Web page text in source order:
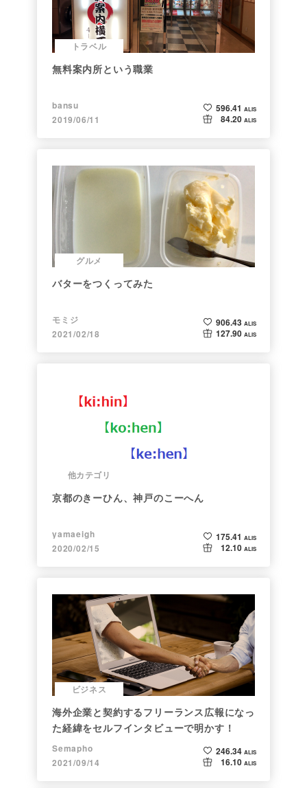
トラベル
無料案内所という職業
bansu
2019/06/11
596.41 ALIS
84.20 ALIS
グルメ
バターをつくってみた
モミジ
2021/02/18
906.43 ALIS
127.90 ALIS
他カテゴリ
京都のきーひん、神戸のこーへん
yamaeigh
2020/02/15
175.41 ALIS
12.10 ALIS
ビジネス
海外企業と契約するフリーランス広報になっ
た経緯をセルフインタビューで明かす！
Semapho
2021/09/14
246.34 ALIS
16.10 ALIS